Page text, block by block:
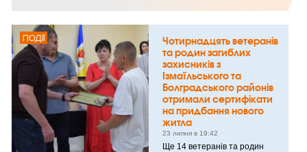
ПОДІЇ
Чотирнадцять ветеранів
та родин загиблих
захисників з
Ізмаїльського та
Болградського районів
отримали сертифікати
на придбання нового
житла
23 липня в 19:42
Ще 14 ветеранів та родин